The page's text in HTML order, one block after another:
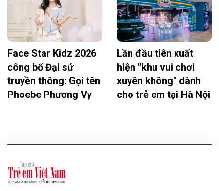
Face Star Kidz 2026
công bố Đại sứ
truyền thông: Gọi tên
Phoebe Phương Vy
Lần đầu tiên xuất
hiện "khu vui chơi
xuyên không" dành
cho trẻ em tại Hà Nội